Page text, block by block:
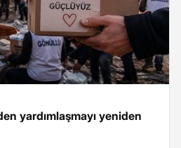
yardımlaşmayı yeniden